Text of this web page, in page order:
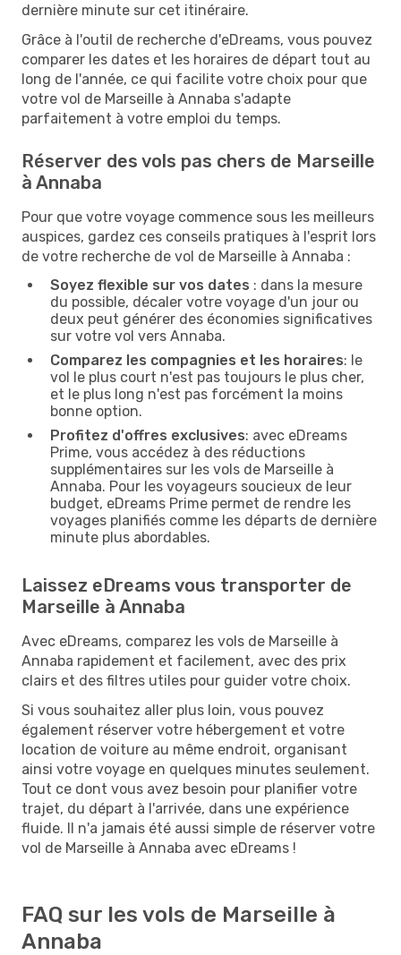
dernière minute sur cet itinéraire.
Grâce à l'outil de recherche d'eDreams, vous pouvez
comparer les dates et les horaires de départ tout au
long de l'année, ce qui facilite votre choix pour que
votre vol de Marseille à Annaba s'adapte
parfaitement à votre emploi du temps.
Réserver des vols pas chers de Marseille
à Annaba
Pour que votre voyage commence sous les meilleurs
auspices, gardez ces conseils pratiques à l'esprit lors
de votre recherche de vol de Marseille à Annaba :
Soyez flexible sur vos dates : dans la mesure
du possible, décaler votre voyage d'un jour ou
deux peut générer des économies significatives
sur votre vol vers Annaba.
Comparez les compagnies et les horaires: le
vol le plus court n'est pas toujours le plus cher,
et le plus long n'est pas forcément la moins
bonne option.
Profitez d'offres exclusives: avec eDreams
Prime, vous accédez à des réductions
supplémentaires sur les vols de Marseille à
Annaba. Pour les voyageurs soucieux de leur
budget, eDreams Prime permet de rendre les
voyages planifiés comme les départs de dernière
minute plus abordables.
Laissez eDreams vous transporter de
Marseille à Annaba
Avec eDreams, comparez les vols de Marseille à
Annaba rapidement et facilement, avec des prix
clairs et des filtres utiles pour guider votre choix.
Si vous souhaitez aller plus loin, vous pouvez
également réserver votre hébergement et votre
location de voiture au même endroit, organisant
ainsi votre voyage en quelques minutes seulement.
Tout ce dont vous avez besoin pour planifier votre
trajet, du départ à l'arrivée, dans une expérience
fluide. Il n'a jamais été aussi simple de réserver votre
vol de Marseille à Annaba avec eDreams !
FAQ sur les vols de Marseille à
Annaba